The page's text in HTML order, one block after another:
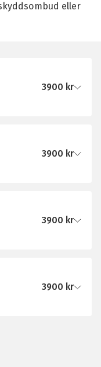
eller
3900 kr
3900 kr
3900 kr
3900 kr